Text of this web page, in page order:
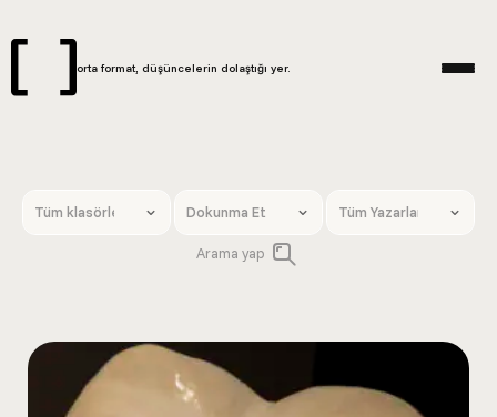
orta format, düşüncelerin dolaştığı yer.
Arama yap